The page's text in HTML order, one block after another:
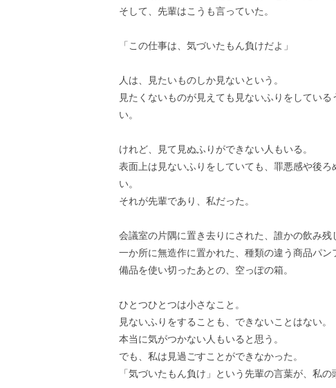
そして、先輩はこうも言っていた。
「この仕事は、気づいたもん負けだよ」
人は、見たいものしか見ないという。
見たくないものが見えても見ないふりをしてい
い。
けれど、見て見ぬふりができない人もいる。
表面上は見ないふりをしていても、罪悪感や後
い。
それが先輩であり、私だった。
会議室の片隅に置き去りにされた、誰かの飲み残
一か所に無造作に置かれた、種類の違う商品パン
備品を使い切ったあとの、空っぽの箱。
ひとつひとつは小さなこと。
見ないふりをすることも、できないことはない。
本当に気がつかない人もいると思う。
でも、私は見過ごすことができなかった。
「気づいたもん負け」という先輩の言葉が、私の